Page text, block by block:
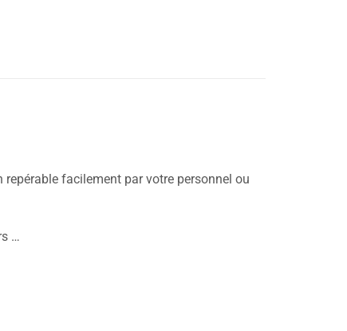
repérable facilement par votre personnel ou
…